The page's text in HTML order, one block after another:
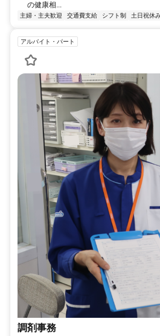
の健康相...
主婦・主夫歓迎 交通費支給 シフト制 土日祝休
アルバイト・パート
調剤事務